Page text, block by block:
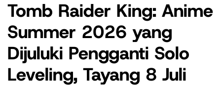
IN
Tomb Raider King: Anime
Summer 2026 yang
Dijuluki Pengganti Solo
Leveling, Tayang 8 Juli